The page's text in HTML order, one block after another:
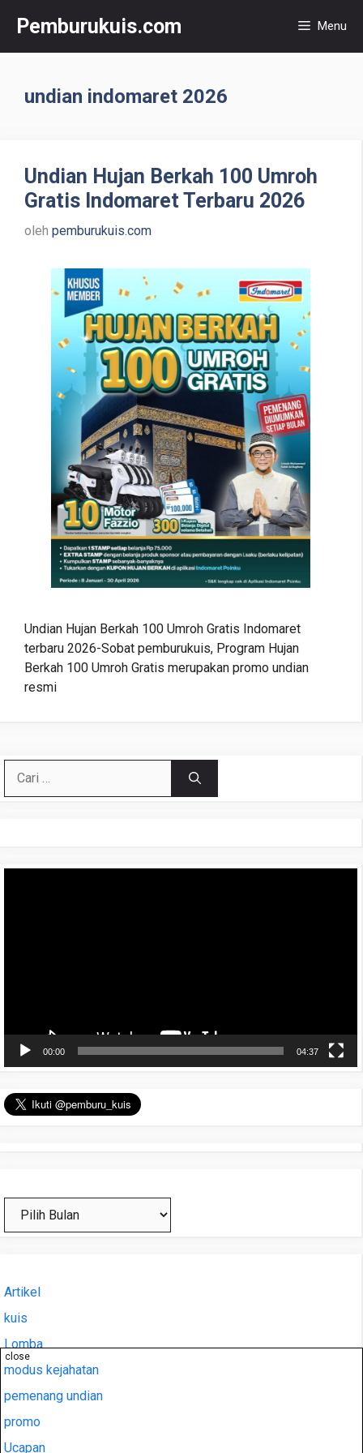
Pemburukuis.com Menu
undian indomaret 2026
Undian Hujan Berkah 100 Umroh
Gratis Indomaret Terbaru 2026
oleh pemburukuis.com
Undian Hujan Berkah 100 Umroh Gratis Indomaret
terbaru 2026-Sobat pemburukuis, Program Hujan
Berkah 100 Umroh Gratis merupakan promo undian
resmi
close
untuk:
00:00 04:37
Arsip
Artikel
kuis
Lomba
modus kejahatan
pemenang undian
promo
Ucapan